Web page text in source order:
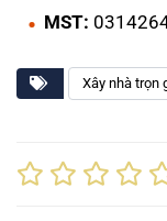
MST:
Xây nhà trọn